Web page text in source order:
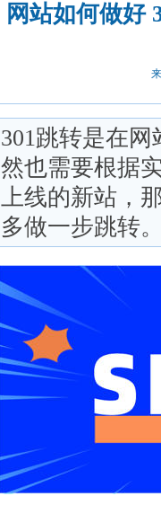
网站如何做好
301跳转是在
然也需要根据
上线的新站，
多做一步跳转